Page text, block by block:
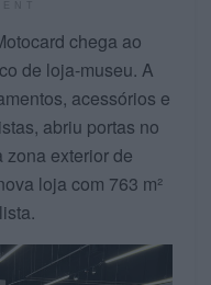
chega ao
de loja-museu. A
acessórios e
abriu portas no
zona exterior de
loja com 763 m²